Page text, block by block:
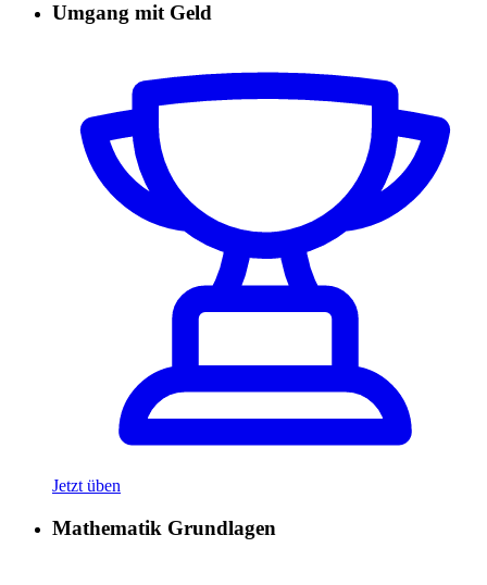
Umgang mit Geld
Jetzt üben
Mathematik Grundlagen